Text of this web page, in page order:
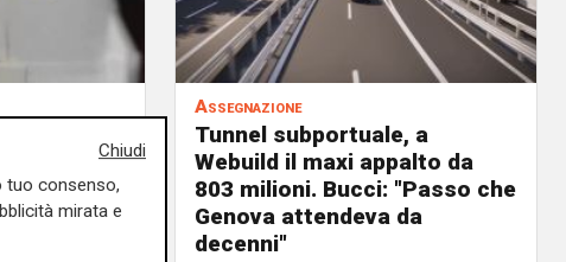
409 milioni
lordo in
Assegnazione
Tunnel subportuale, a
Webuild il maxi appalto da
803 milioni. Bucci: "Passo che
Genova attendeva da
decenni"
Chiudi
tuo consenso,
mirata e